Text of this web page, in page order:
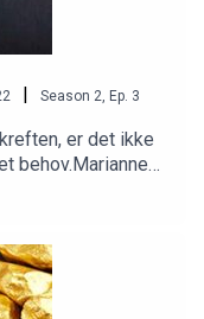
Season 2, Ep. 3
er det ikke
behov.Marianne
og Maria
offentlige da de
de seg helt